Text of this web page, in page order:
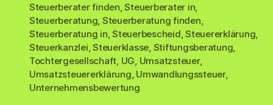
Steuerberater finden ,Steuerberater in
Steuerberatung Steuerberatung finden
Steuerberatung in ,Steuerbescheid ,Steuererklärung
Steuerkanzlei ,Steuerklasse Stiftungsberatung
Tochtergesellschaft UG Umsatzsteuer,
Umsatzsteuererklärung Umwandlungssteuer,
Unternehmensbewertung